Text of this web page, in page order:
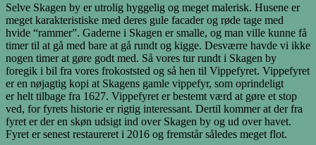
Selve Skagen by er utrolig hyggelig og meget malerisk. Husene er
meget karakteristiske med deres gule facader og røde tage med
hvide “rammer”. Gaderne i Skagen er smalle, og man ville kunne få
timer til at gå med bare at gå rundt og kigge. Desværre havde vi ikke
nogen timer at gøre godt med. Så vores tur rundt i Skagen by
foregik i bil fra vores frokoststed og så hen til Vippefyret. Vippefyret
er en nøjagtig kopi at Skagens gamle vippefyr, som oprindeligt
er helt tilbage fra 1627. Vippefyret er bestemt værd at gøre et stop
ved, for fyrets historie er rigtig interessant. Dertil kommer at der fra
fyret er der en skøn udsigt ind over Skagen by og ud over havet.
Fyret er senest restaureret i 2016 og fremstår således meget flot.